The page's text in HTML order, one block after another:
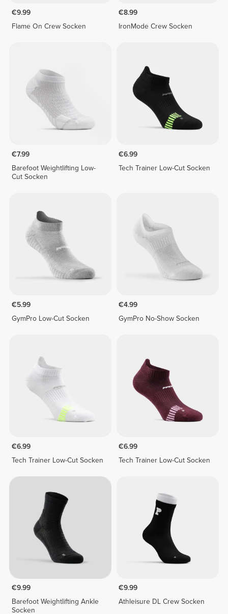
€9.99
Flame On Crew Socken
€8.99
IronMode Crew Socken
€7.99
Barefoot Weightlifting Low-
Cut Socken
€6.99
Tech Trainer Low-Cut Socken
€5.99
GymPro Low-Cut Socken
€4.99
GymPro No-Show Socken
€6.99
Tech Trainer Low-Cut Socken
€6.99
Tech Trainer Low-Cut Socken
€9.99
Barefoot Weightlifting Ankle
Socken
€9.99
Athleisure DL Crew Socken